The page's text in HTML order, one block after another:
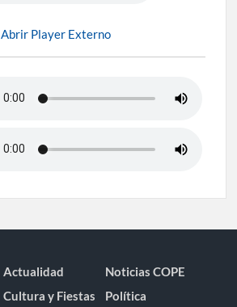
Abrir Player Externo
Actualidad
Noticias COPE
Cultura y Fiestas Política